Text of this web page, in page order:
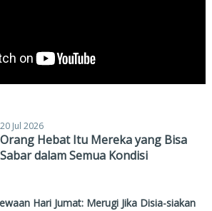
20 Jul 2026
Orang Hebat Itu Mereka yang Bisa
Sabar dalam Semua Kondisi
Hari Jumat: Merugi Jika Disia-siakan